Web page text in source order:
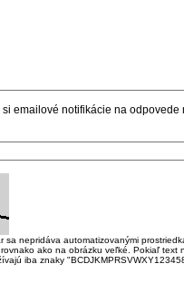
emailové notifikácie na odpovede
sa nepridáva automatizovanými
ako na obrázku veľké. Pokiaľ text
iba znaky